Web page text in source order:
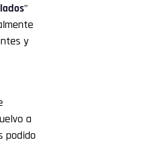
”
y
a
podido